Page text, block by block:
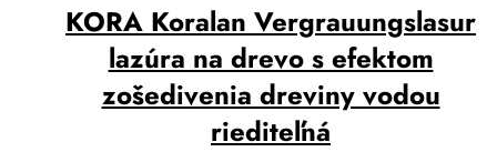
KORA Koralan Vergrauungslasur
lazúra na drevo s efektom
zošedivenia dreviny vodou
riediteľná